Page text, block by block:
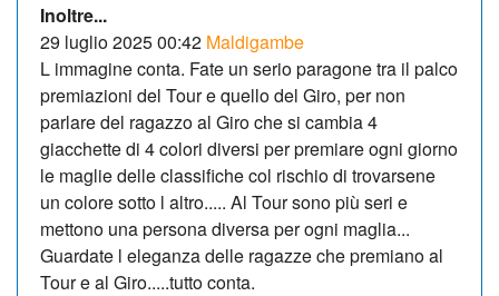
Inoltre...
29 luglio 2025 00:42 Maldigambe
L immagine conta. Fate un serio paragone tra il palco
premiazioni del Tour e quello del Giro, per non
parlare del ragazzo al Giro che si cambia 4
giacchette di 4 colori diversi per premiare ogni giorno
le maglie delle classifiche col rischio di trovarsene
un colore sotto l altro..... Al Tour sono più seri e
mettono una persona diversa per ogni maglia...
Guardate l eleganza delle ragazze che premiano al
Tour e al Giro.....tutto conta.